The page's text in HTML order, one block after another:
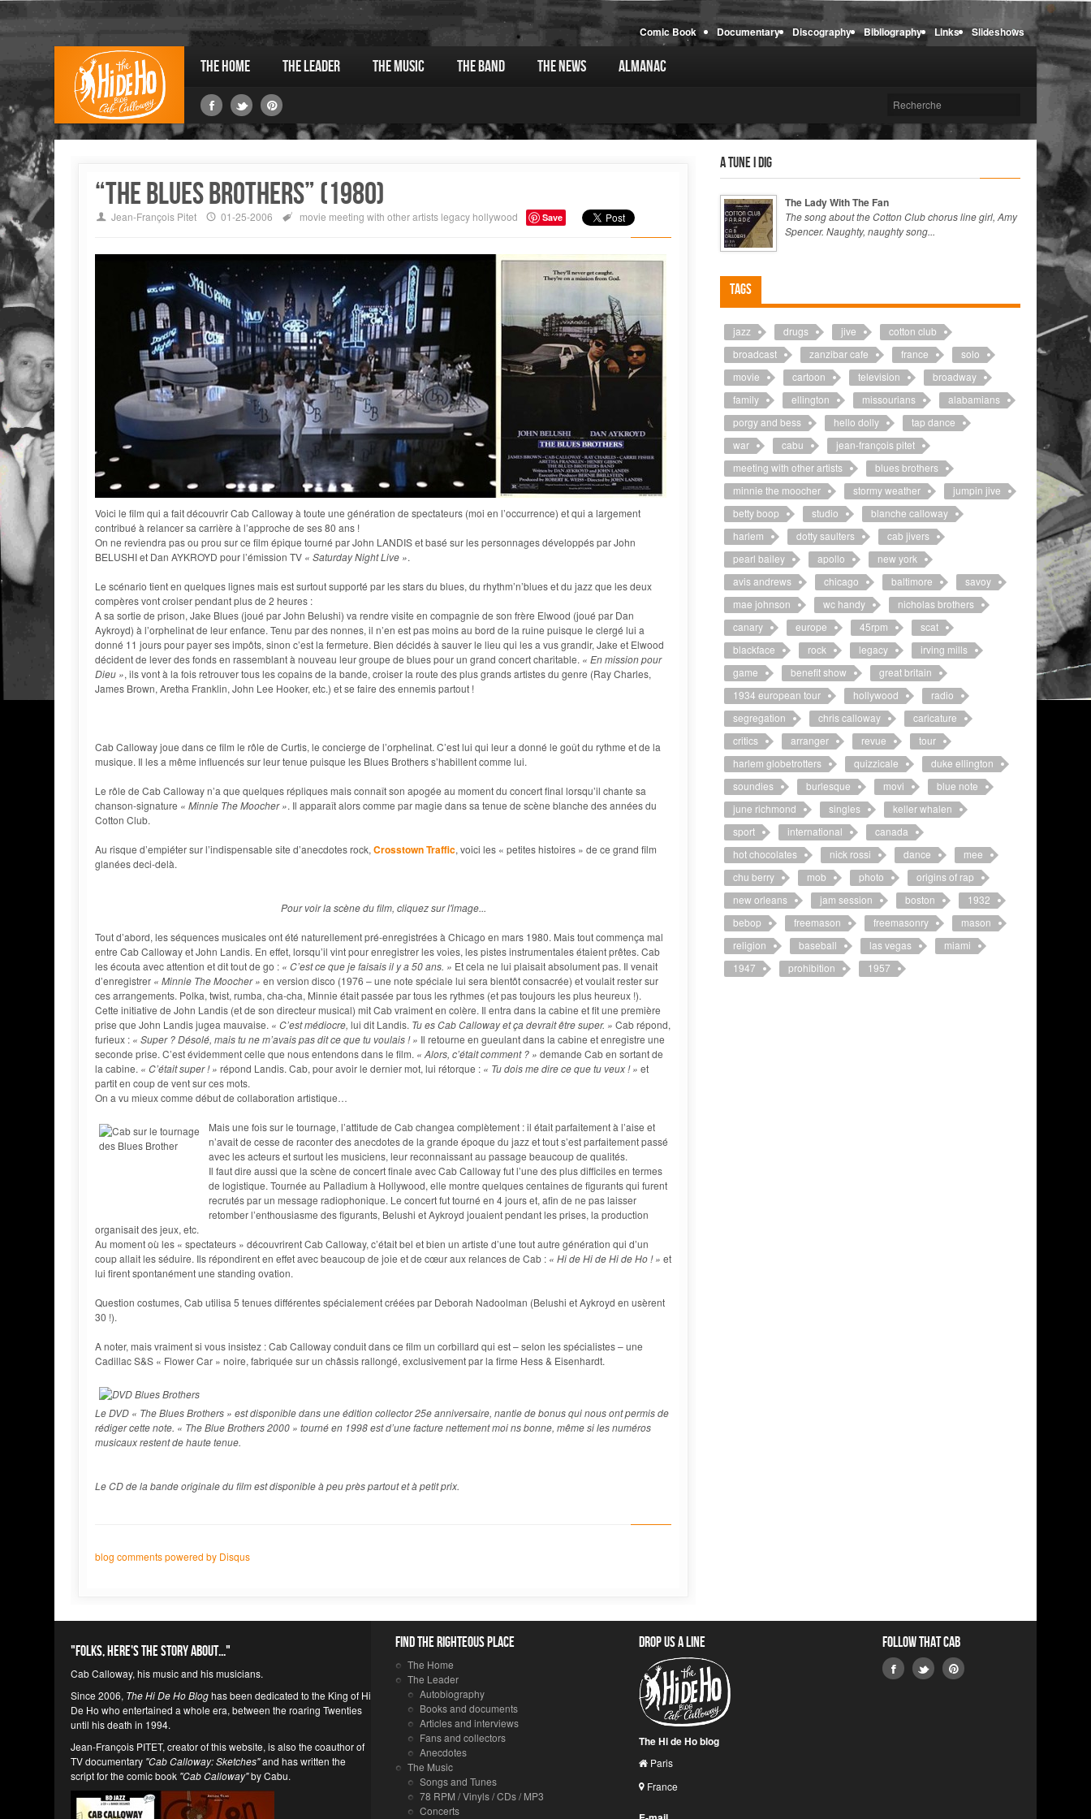
Comic Book Documentary Discography Bibliography Links Slideshows
The Home The Leader The Music The Band The News Almanac
“The Blues Brothers” (1980)
Jean-François Pitet 01-25-2006 movie meeting with other artists legacy hollywood Save
Voici le film qui a fait découvrir Cab Calloway à toute une génération de spectateurs (moi en l’occurrence) et qui a largement
contribué à relancer sa carrière à l’approche de ses 80 ans !
On ne reviendra pas ou prou sur ce film épique tourné par John LANDIS et basé sur les personnages développés par John
BELUSHI et Dan AYKROYD pour l’émission TV « Saturday Night Live ».
Le scénario tient en quelques lignes mais est surtout supporté par les stars du blues, du rhythm’n’blues et du jazz que les deux
compères vont croiser pendant plus de 2 heures :
A sa sortie de prison, Jake Blues (joué par John Belushi) va rendre visite en compagnie de son frère Elwood (joué par Dan
Aykroyd) à l’orphelinat de leur enfance. Tenu par des nonnes, il n’en est pas moins au bord de la ruine puisque le clergé lui a
donné 11 jours pour payer ses impôts, sinon c’est la fermeture. Bien décidés à sauver le lieu qui les a vus grandir, Jake et Elwood
décident de lever des fonds en rassemblant à nouveau leur groupe de blues pour un grand concert charitable. « En mission pour
Dieu », ils vont à la fois retrouver tous les copains de la bande, croiser la route des plus grands artistes du genre (Ray Charles,
James Brown, Aretha Franklin, John Lee Hooker, etc.) et se faire des ennemis partout !
Cab Calloway joue dans ce film le rôle de Curtis, le concierge de l’orphelinat. C’est lui qui leur a donné le goût du rythme et de la
musique. Il les a même influencés sur leur tenue puisque les Blues Brothers s’habillent comme lui.
Le rôle de Cab Calloway n’a que quelques répliques mais connaît son apogée au moment du concert final lorsqu’il chante sa
chanson-signature « Minnie The Moocher ». Il apparaît alors comme par magie dans sa tenue de scène blanche des années du
Cotton Club.
Au risque d’empiéter sur l’indispensable site d’anecdotes rock, Crosstown Traffic, voici les « petites histoires » de ce grand film
glanées deci-delà.
Pour voir la scène du film, cliquez sur l'image...
Tout d’abord, les séquences musicales ont été naturellement pré-enregistrées à Chicago en mars 1980. Mais tout commença mal
entre Cab Calloway et John Landis. En effet, lorsqu’il vint pour enregistrer les voies, les pistes instrumentales étaient prêtes. Cab
les écouta avec attention et dit tout de go : « C’est ce que je faisais il y a 50 ans. » Et cela ne lui plaisait absolument pas. Il venait
d’enregistrer « Minnie The Moocher » en version disco (1976 – une note spéciale lui sera bientôt consacrée) et voulait rester sur
ces arrangements. Polka, twist, rumba, cha-cha, Minnie était passée par tous les rythmes (et pas toujours les plus heureux !).
Cette initiative de John Landis (et de son directeur musical) mit Cab vraiment en colère. Il entra dans la cabine et fit une première
prise que John Landis jugea mauvaise. « C’est médiocre, lui dit Landis. Tu es Cab Calloway et ça devrait être super. » Cab répond,
furieux : « Super ? Désolé, mais tu ne m’avais pas dit ce que tu voulais ! » Il retourne en gueulant dans la cabine et enregistre une
seconde prise. C’est évidemment celle que nous entendons dans le film. « Alors, c’était comment ? » demande Cab en sortant de
la cabine. « C’était super ! » répond Landis. Cab, pour avoir le dernier mot, lui rétorque : « Tu dois me dire ce que tu veux ! » et
partit en coup de vent sur ces mots.
On a vu mieux comme début de collaboration artistique…
Mais une fois sur le tournage, l’attitude de Cab changea complètement : il était parfaitement à l’aise et
n’avait de cesse de raconter des anecdotes de la grande époque du jazz et tout s’est parfaitement passé
avec les acteurs et surtout les musiciens, leur reconnaissant au passage beaucoup de qualités.
Il faut dire aussi que la scène de concert finale avec Cab Calloway fut l’une des plus difficiles en termes
de logistique. Tournée au Palladium à Hollywood, elle montre quelques centaines de figurants qui furent
recrutés par un message radiophonique. Le concert fut tourné en 4 jours et, afin de ne pas laisser
retomber l’enthousiasme des figurants, Belushi et Aykroyd jouaient pendant les prises, la production
organisait des jeux, etc.
Au moment où les « spectateurs » découvrirent Cab Calloway, c’était bel et bien un artiste d’une tout autre génération qui d’un
coup allait les séduire. Ils répondirent en effet avec beaucoup de joie et de cœur aux relances de Cab : « Hi de Hi de Hi de Ho ! » et
lui firent spontanément une standing ovation.
Question costumes, Cab utilisa 5 tenues différentes spécialement créées par Deborah Nadoolman (Belushi et Aykroyd en usèrent
30 !).
A noter, mais vraiment si vous insistez : Cab Calloway conduit dans ce film un corbillard qui est – selon les spécialistes – une
Cadillac S&S « Flower Car » noire, fabriquée sur un châssis rallongé, exclusivement par la firme Hess & Eisenhardt.
Le DVD « The Blues Brothers » est disponible dans une édition collector 25e anniversaire, nantie de bonus qui nous ont permis de
rédiger cette note. « The Blue Brothers 2000 » tourné en 1998 est d’une facture nettement moi ns bonne, même si les numéros
musicaux restent de haute tenue.
Le CD de la bande originale du film est disponible à peu près partout et à petit prix.
blog comments powered by Disqus
A tune I dig
The Lady With The Fan
The song about the Cotton Club chorus line girl, Amy
Spencer. Naughty, naughty song...
Tags
jazz drugs jive
cotton club
broadcast
zanzibar cafe france
solo
movie
cartoon television
broadway
family
ellington missourians
alabamians
porgy and bess
hello dolly
tap dance
war
cabu
jean-françois pitet
meeting with other artists
blues brothers
minnie the moocher
stormy weather
jumpin jive
betty boop
studio
blanche calloway
harlem
dotty saulters
cab jivers
pearl bailey
apollo
new york
avis andrews
chicago baltimore
savoy
mae johnson
wc handy
nicholas brothers
canary
europe 45rpm
scat
blackface
rock legacy
irving mills
game
benefit show
great britain
1934 european tour
hollywood
radio
segregation
chris calloway
caricature
critics
arranger revue
tour
harlem globetrotters
quizzicale
duke ellington
soundies
burlesque movi
blue note
june richmond
singles
keller whalen
sport
international
canada
hot chocolates
nick rossi dance
mee
chu berry
mob photo
origins of rap
new orleans
jam session boston
1932
bebop
freemason freemasonry
mason
religion
baseball las vegas
miami
1947
prohibition 1957
"Folks, here's the story about..."
Cab Calloway, his music and his musicians.
Since 2006, The Hi De Ho Bloghas been dedicated to the King of Hi
De Ho who entertained a whole era, between the roaring Twenties
until his death in 1994.
Jean-François PITET, creator of this website, is also the coauthor of
TV documentary "Cab Calloway: Sketches"and has written the
script for the comic book "Cab Calloway"by Cabu.
Find the righteous place
The Home
The Leader
Autobiography
Books and documents
Articles and interviews
Fans and collectors
Anecdotes
The Music
Songs and Tunes
78 RPM / Vinyls / CDs / MP3
Concerts
Drop us a line
The Hi de Ho blog
Paris
France
Follow that Cab